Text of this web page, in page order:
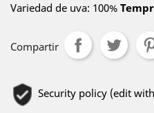
Variedad de uva: 100%
Compartir
Security policy (edit